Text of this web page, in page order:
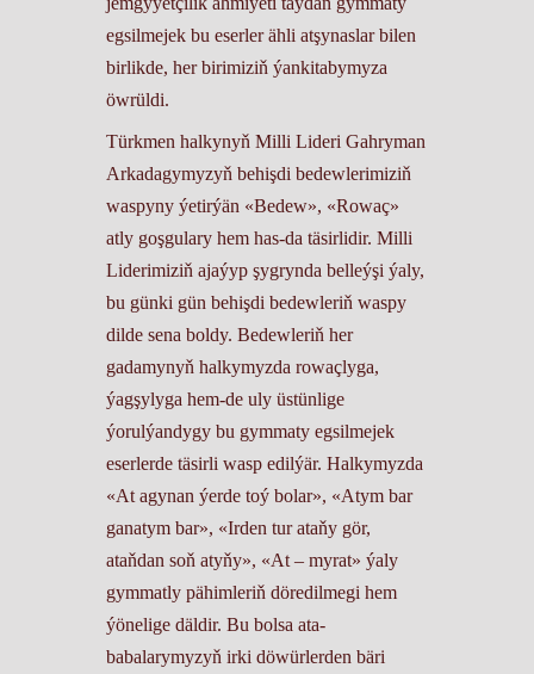
egsilmejek bu eserler ähli atşynaslar bilen
birlikde, her birimiziň ýankitabymyza
öwrüldi.
Türkmen halkynyň Milli Lideri Gahryman
Arkadagymyzyň behişdi bedewlerimiziň
waspyny ýetirýän «Bedew», «Rowaç»
atly goşgulary hem has-da täsirlidir. Milli
Liderimiziň ajaýyp şygrynda belleýşi ýaly,
bu günki gün behişdi bedewleriň waspy
dilde sena boldy. Bedewleriň her
gadamynyň halkymyzda rowaçlyga,
ýagşylyga hem-de uly üstünlige
ýorulýandygy bu gymmaty egsilmejek
eserlerde täsirli wasp edilýär. Halkymyzda
«At agynan ýerde toý bolar», «Atym bar
ganatym bar», «Irden tur ataňy gör,
ataňdan soň atyňy», «At – myrat» ýaly
gymmatly pähimleriň döredilmegi hem
ýönelige däldir. Bu bolsa ata-
babalarymyzyň irki döwürlerden bäri